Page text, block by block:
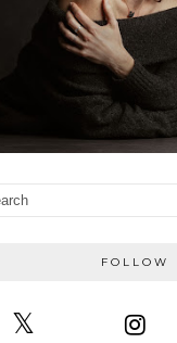
FOLLOW